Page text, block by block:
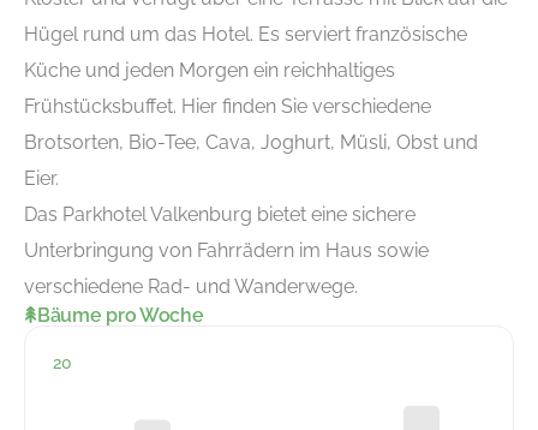
Hügel rund um das Hotel. Es serviert französische
Küche und jeden Morgen ein reichhaltiges
Frühstücksbuffet. Hier finden Sie verschiedene
Brotsorten, Bio-Tee, Cava, Joghurt, Müsli, Obst und
Eier.
Das Parkhotel Valkenburg bietet eine sichere
Unterbringung von Fahrrädern im Haus sowie
verschiedene Rad- und Wanderwege.
Bäume pro Woche